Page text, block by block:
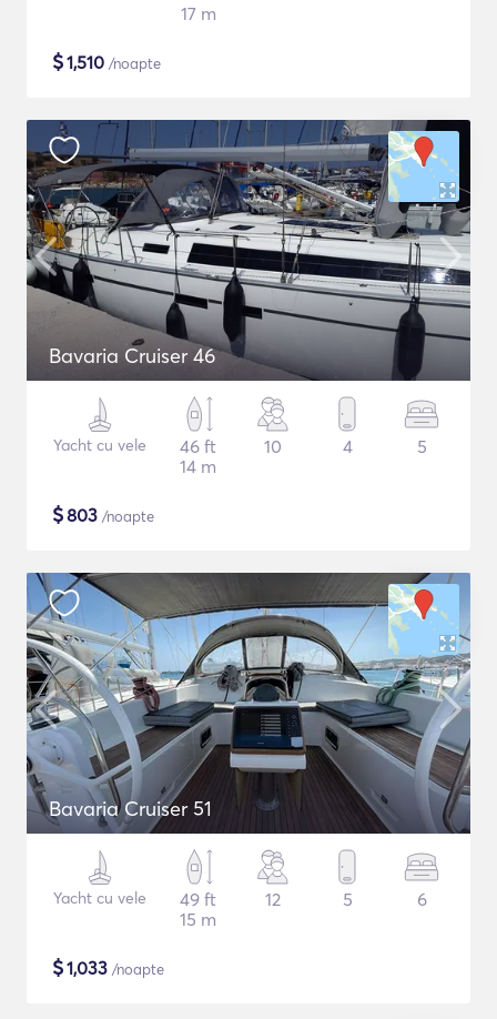
17 m
$1,510 /noapte
Bavaria Cruiser 46
Yacht cu vele
46 ft
14 m
10 4 5
$803 /noapte
Bavaria Cruiser 51
Yacht cu vele
49 ft
15 m
12 5 6
$1,033 /noapte